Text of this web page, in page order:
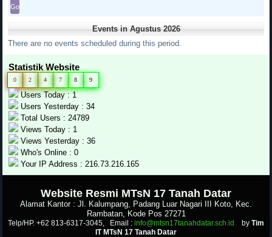
Events in Agustus 2026
There are no events scheduled during this period.
Statistik Website
0 2 4 7 8 9
Users Today : 1
Users Yesterday : 34
Total Users : 24789
Views Today : 1
Views Yesterday : 36
Who's Online : 0
Your IP Address : 216.73.216.165
Website Resmi MTsN 17 Tanah Datar
Alamat Kantor : Jl. Kalumpang, Padang Luar Nagari III Koto, Kec.
Rambatan, Kode Pos 27271
Telp/HP. +62 813-6317-3045, Email : info@mtsn17tanahdatar.sch.id by Tim
IT MTsN 17 Tanah Datar